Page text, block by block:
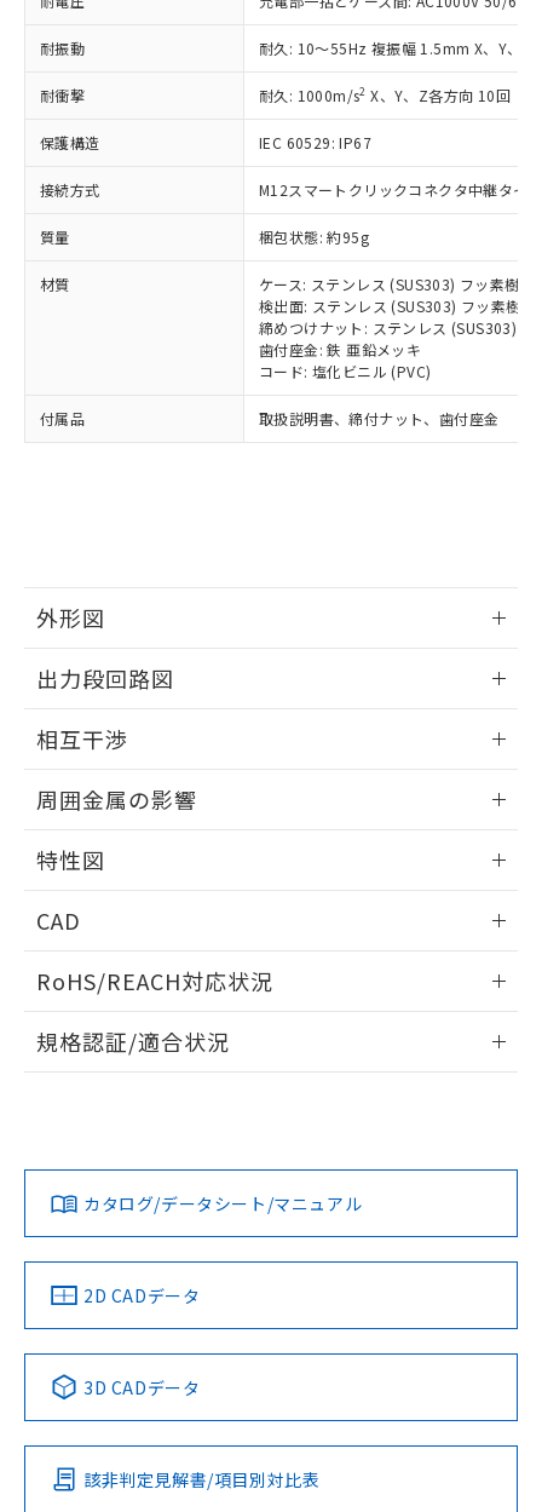
耐振動 耐久: 10～55Hz 複振幅 1.5mm X、Y、Z
耐衝撃 耐久: 1000m/s2 X、Y、Z各方向 10回
保護構造 IEC 60529: IP67
接続方式 M12スマートクリックコネクタ中継タイ
質量 梱包状態: 約95g
材質
ケース: ステンレス (SUS303) フッ素樹脂
検出面: ステンレス (SUS303) フッ素樹脂
締めつけナット: ステンレス (SUS303) フ
歯付座金: 鉄 亜鉛メッキ
コード: 塩化ビニル (PVC)
付属品 取扱説明書、締付ナット、歯付座金
外形図
外形図
出力段回路図
出力段回路図
タイムチャート
相互干渉
相互干渉
A: 65mm以上、B: 60mm以上
周囲金属の影響
周囲金属の影響
L: 12mm以上、φd: 80mm以上、D: 12mm以上、m: 20mm
以上、n: 80mm以上
金属埋め込み
鉄材
l: 0mm以上、φd: 18mm以上、D: 0mm以上、m: 20mm以
特性図
検出物体の大きさと材質による影響
検出領域
CAD
ドすることができます。
ログイン/会員登録
ダウンロードデータをご利用いただく前に、以下を必ずお読
みください。
ソフトウェアの使用条件
RoHS/REACH対応状況
EU RoHS 注意事項・凡例
対応済み
中国 RoHS 注意事項・凡例
Pb Hg Cd Cr(VI)
O
規格認証/適合状況
LR型式承認
（イギリス
船舶規格）
DNV型式承認
（ノルウェー
BV型式承認
（フランス
KR型式
（韓国
No No No No
この製品の規格認証/適合状況ページへ
その他の認証はこちらのページからご検索ください
カタログ/データシート/マニュアル
2D CADデータ
3D CADデータ
該非判定見解書/項目別対比表
タに基づき作成されるものであり、閲
覧された時点での実際の在庫および標
準価格とは異なる場合があることをご
了承ください。
様のお取引先、またはお客様担当のオ
ムロン制御機器販売店・当社販売員に
オムロン制御機器販売店や当社販売拠
販売ネットワーク
」をご確認
在庫状況および標準価格結果を当社の
事前の承諾なく第三者に漏洩または開
示しないようお願いします。
マイパーツ機能（部品リスト作成サー
ビス）をご利用いただくには、I-Web
引・商談に必要な範囲で利用すること
の共同利用に関して"
用者の範囲」に記載されている法人を
指します。
ミウム(Cd) 100ppm以下、
六価クロム(Cr(Ⅵ)) 1000ppm以下、ポリ臭化ビフェニル
類(PBB) 1000ppm以下、ポリ臭化ジフェニルエーテル類
(PBDE) 1000ppm以下、フタル酸ビス(2-エチルヘキシ
ル) (DEHP)(別名：DOP) 1000ppm以下、フタル酸ブチ
ルベンジル（BBP） 1000ppm以下、フタル酸ジブチル
（DBP） 1000ppm以下、フタル酸ジイソブチル
(DIBP) 1000ppm以下
但し、RoHS指令で産業用監視および制御機器に対する
フタル酸エステル類の４物質については閾値を超える意
部品在庫の切り替え状況などにより、予定
月が前後することがあります。
EU RoHS指令（10物質）の非含有証明書
51物質の非含有証明書（当社基準）
※本証明書は発行日時点で非含有を証明す
るもので、過去に遡って非含有を証明する
ものではありません。
また、RoHS指令のフタル酸エステル類４
荷製品に未対応品が混在することから備考
欄に対応日を記載しておりました。
既に当社にて対応品への在庫切替を完了
*中国RoHS10物質の基準値 (GB/T26572)：
Pb(鉛) :1000ppm、 Hg(水銀) : 1000ppm、 Cd(カドミウ
Cr(Ⅵ)(六価クロム) : 1000ppm、 PBBs(ポリ臭化ビフェ
ニル類) : 1000ppm、 PBDEs(ポリ臭化ジフェニルエーテ
DBP(フタル酸ジブチル) : 1000ppm、 DIBP(フタル酸ジ
イソブチル) : 1000ppm、 BBP(フタル酸ブチルベンジ
ル) : 1000ppm、
DEHP(フタル酸ビス(2-エチルヘキシル)) : 1000ppm
※2 環境保護使用期限
「ｅ」：有害物質（10物質）のすべてが基
準値以下であることを示します。
「10」：通常の使用状況下において有害物
質が外部に漏えいし、環境に深刻な影響を
及ぼさない年数を意味します。
「－」：未確認です。当社販売部門へお問
または国外への提供する場合は、日本
国政府の輸出許可(または役務取引許
可)を取得するなどの必要な手続きを
当社は規制貨物を破棄する場合は、完
全に破砕するなど、違法に輸出されな
いよう必要な手段を講じます。
当社は貴社製品を、核兵器、ミサイ
ル、化学兵器、生物兵器またはその他
武器並びにこれらの製造装置等に一切
使用いたしません。
当社は、貴社製品を第三者に販売する
場合は、上記1、2および3の内容を当
該第三者に通知します。また当社は、
販売先および販売に係わる関係者が違
法に輸出するおそれがある場合は、取
り引きをいたしません。
合意する キャンセル
一定数以上の在庫あり
一定数には満たないが在庫あり
在庫なし(最新の在庫状況につ
いては、お客様のお取引先、ま
たはお客様担当のオムロン制御
機器販売店・当社販売員にご確
認ください)
受注生産機種、また在庫状況の
情報を公開していない機種